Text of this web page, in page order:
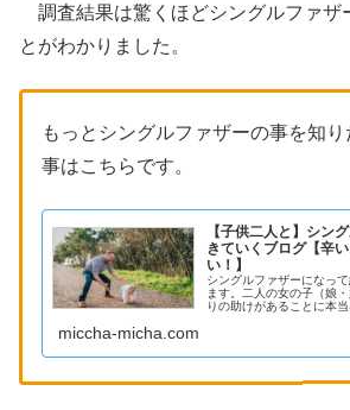
調査結果は驚くほどシングルファザ
とがわかりました。
もっとシングルファザーの事を知
事はこちらです。
【子供二人と】シン
きていくブログ【辛
い！】
シングルファザーになっ
ます。二人の女の子（娘
りの助けがあることに本
す。シングルの道は険し
ばりましょう。シングル
miccha-micha.com